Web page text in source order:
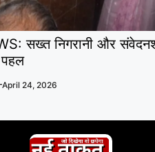
सख्त निगरानी और
April 24, 2026